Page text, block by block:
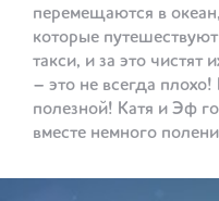
перемещаются в
которые
такси, и за это чистят
– это не всегда
полезной! Катя и Эф
вместе немного